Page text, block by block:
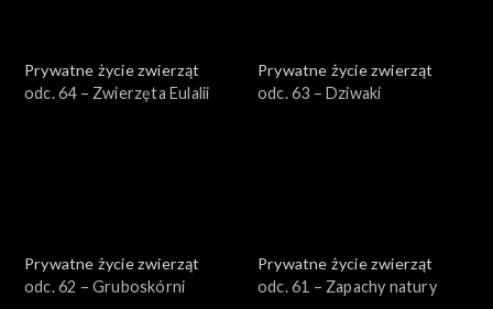
Prywatne życie zwierząt
odc. 64 – Zwierzęta Eulalii
Prywatne życie zwierząt
odc. 63 – Dziwaki
Prywatne życie zwierząt
odc. 62 – Gruboskórni
Prywatne życie zwierząt
odc. 61 – Zapachy natury